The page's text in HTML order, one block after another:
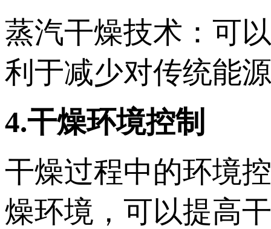
蒸汽干燥技术：可
利于减少对传统能
4.干燥环境控制
干燥过程中的环境
燥环境，可以提高